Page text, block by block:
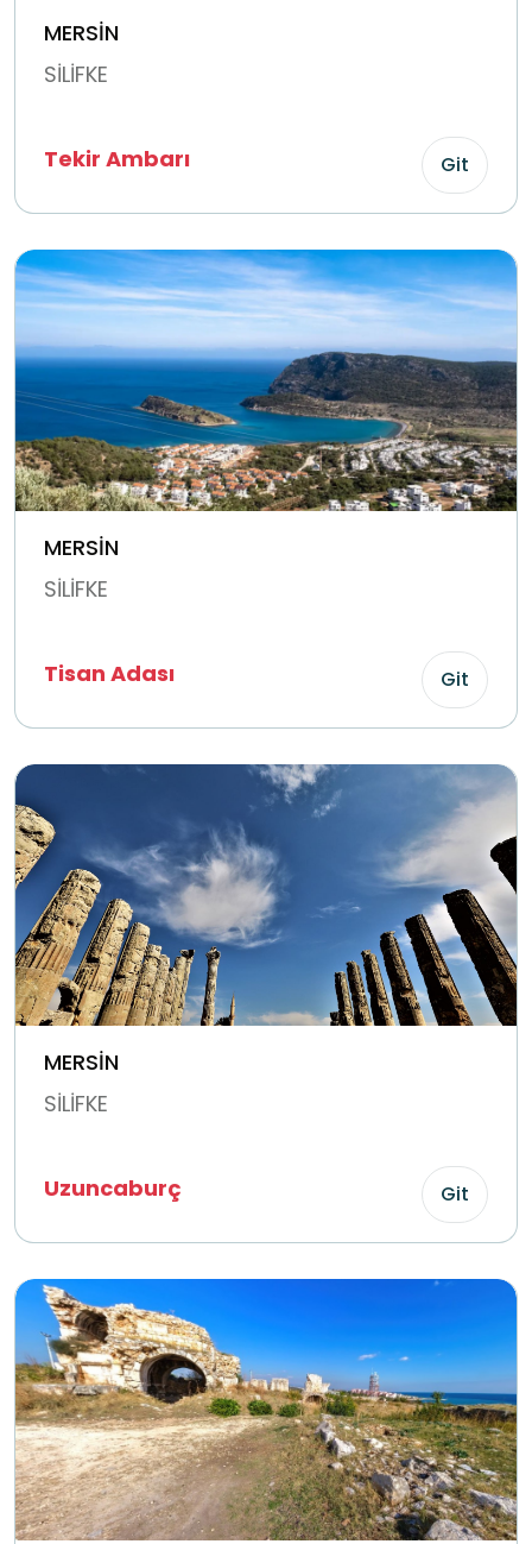
MERSİN
SİLİFKE
Tekir Ambarı Git
MERSİN
SİLİFKE
Tisan Adası Git
MERSİN
SİLİFKE
Uzuncaburç Git